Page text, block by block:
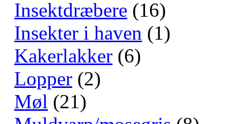
Insektdræbere (16)
Insekter i haven (1)
Kakerlakker (6)
Lopper (2)
Møl (21)